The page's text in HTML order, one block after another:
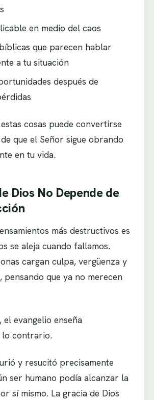
en medio del caos
que parecen hablar
a tu situación
después de
cosas puede convertirse
que el Señor sigue obrando
en tu vida.
Dios No Depende de
más destructivos es
se aleja cuando fallamos.
cargan culpa, vergüenza y
pensando que ya no merecen
el evangelio enseña
lo contrario.
y resucitó precisamente
ser humano podía alcanzar la
sí mismo. La gracia de Dios